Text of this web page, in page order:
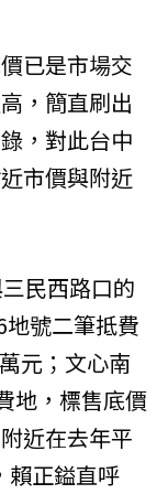
已是市場交
，簡直刷出
，對此台中
市價與附近
民西路口的
號二筆抵費
元；文心南
地，標售底價
近在去年平
賴正鎰直呼